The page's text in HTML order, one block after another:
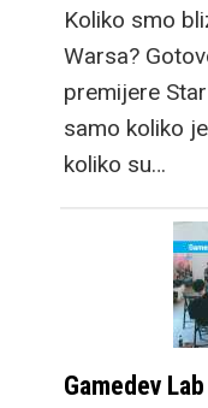
Koliko smo
Warsa?
premijere
samo koliko
koliko su…
Gamedev